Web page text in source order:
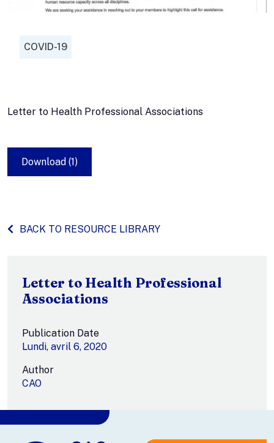
COVID-19
Letter to Health Professional Associations
Download (1)
BACK TO RESOURCE LIBRARY
Letter to Health Professional
Associations
Publication Date
Lundi, avril 6, 2020
Author
CAO